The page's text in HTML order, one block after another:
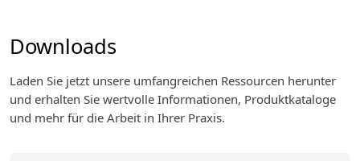
Downloads
Laden Sie jetzt unsere umfangreichen Ressourcen herunter
und erhalten Sie wertvolle Informationen, Produktkataloge
und mehr für die Arbeit in Ihrer Praxis.